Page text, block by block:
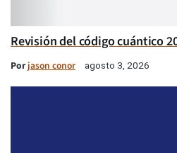
Revisión del código cuántico
Porjason conor agosto 3, 2026